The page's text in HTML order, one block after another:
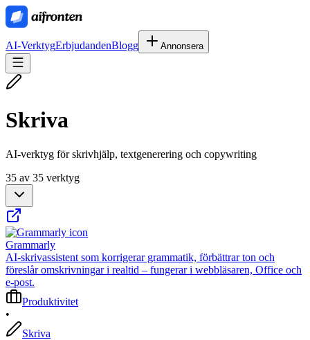
AI-VerktygErbjudandenBlogg Annonsera
Skriva
AI-verktyg för skrivhjälp, textgenerering och copywriting
35 av 35 verktyg
Grammarly
AI-skrivassistent som korrigerar grammatik, förbättrar ton och
föreslår omskrivningar i realtid – fungerar i webbläsaren, Office och
e-post.
Produktivitet
•
Skriva